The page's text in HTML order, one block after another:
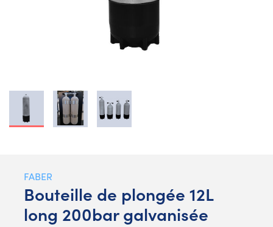
FABER
Bouteille de plongée 12L
long 200bar galvanisée